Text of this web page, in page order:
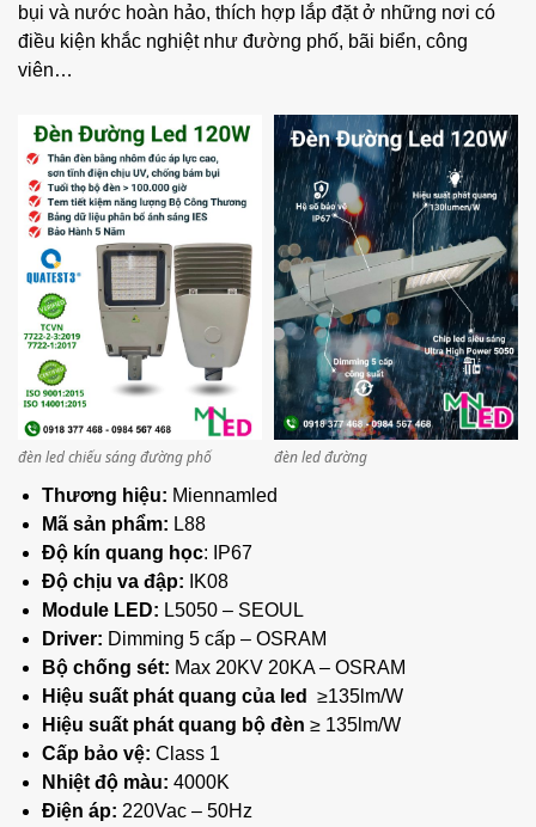
bụi và nước hoàn hảo, thích hợp lắp đặt ở những nơi có
điều kiện khắc nghiệt như đường phố, bãi biển, công
viên…
đèn led chiếu sáng đường phố
đèn led đường
Thương hiệu: Miennamled
Mã sản phẩm: L88
Độ kín quang học: IP67
Độ chịu va đập: IK08
Module LED: L5050 – SEOUL
Driver: Dimming 5 cấp – OSRAM
Bộ chống sét: Max 20KV 20KA – OSRAM
Hiệu suất phát quang của led
≥135lm/W
Hiệu suất phát quang bộ đèn ≥ 135lm/W
Cấp bảo vệ: Class 1
Nhiệt độ màu: 4000K
Điện áp: 220Vac – 50Hz